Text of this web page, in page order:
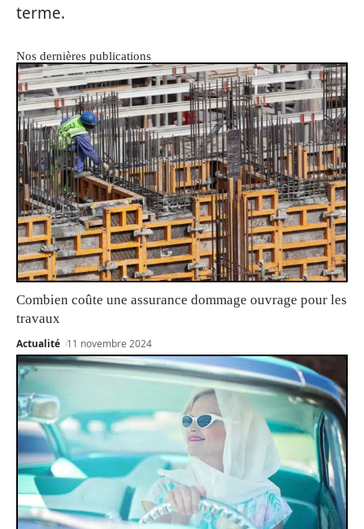
terme.
Nos dernières publications
Combien coûte une assurance dommage ouvrage pour les
travaux
Actualité 11 novembre 2024